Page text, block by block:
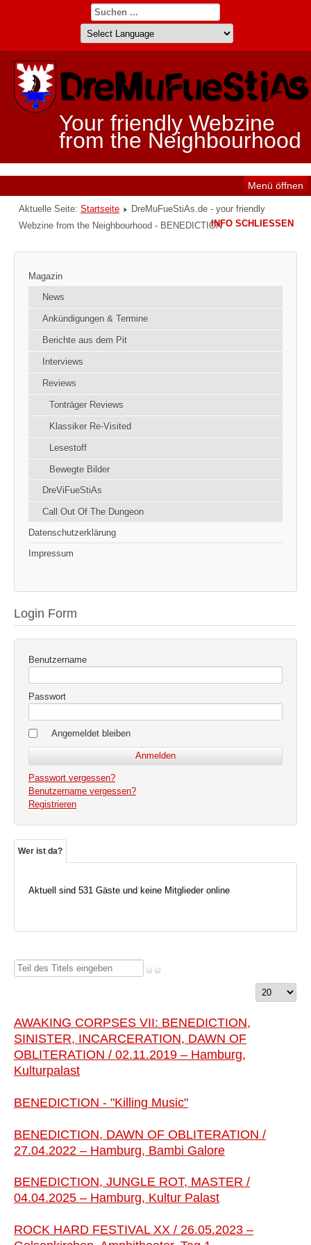
Your friendly Webzine
from the Neighbourhood
Menü öffnen
Aktuelle Seite: Startseite
DreMuFueStiAs.de - your friendly
Webzine from the Neighbourhood - BENEDICTION
Magazin
News
Ankündigungen & Termine
Berichte aus dem Pit
Interviews
Reviews
Tonträger Reviews
Klassiker Re-Visited
Lesestoff
Bewegte Bilder
DreViFueStiAs
Call Out Of The Dungeon
Datenschutzerklärung
Impressum
Login Form
Benutzername
Passwort
Angemeldet bleiben
Passwort vergessen?
Benutzername vergessen?
Registrieren
Wer ist da?
Aktuell sind 531 Gäste und keine Mitglieder online
Teil
eingeben
Anzeige
AWAKING CORPSES VII: BENEDICTION,
SINISTER, INCARCERATION, DAWN OF
OBLITERATION / 02.11.2019 – Hamburg,
Kulturpalast
BENEDICTION - "Killing Music"
BENEDICTION, DAWN OF OBLITERATION /
27.04.2022 – Hamburg, Bambi Galore
BENEDICTION, JUNGLE ROT, MASTER /
04.04.2025 – Hamburg, Kultur Palast
ROCK HARD FESTIVAL XX / 26.05.2023 –
INFO SCHLIESSEN